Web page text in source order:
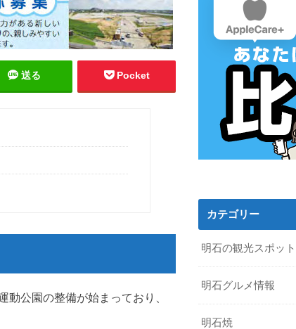
送る Pocket
公園の整備が始まっており、
カテゴリー
明石の観光スポット
明石グルメ情報
明石焼